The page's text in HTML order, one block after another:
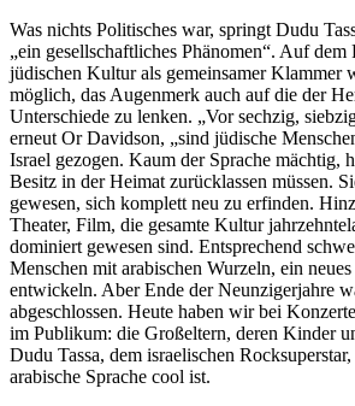
Was nichts Politisches war, springt Dudu
„ein gesellschaftliches Phänomen“. Auf dem
jüdischen Kultur als gemeinsamer Klammer
möglich, das Augenmerk auch auf die der
Unterschiede zu lenken. „Vor sechzig,
erneut Or Davidson, „sind jüdische
Israel gezogen. Kaum der Sprache mächtig,
Besitz in der Heimat zurücklassen müssen.
gewesen, sich komplett neu zu erfinden.
Theater, Film, die gesamte Kultur
dominiert gewesen sind. Entsprechend
Menschen mit arabischen Wurzeln, ein
entwickeln. Aber Ende der Neunzigerjahre
abgeschlossen. Heute haben wir bei
im Publikum: die Großeltern, deren Kinder
Dudu Tassa, dem israelischen
arabische Sprache cool ist.